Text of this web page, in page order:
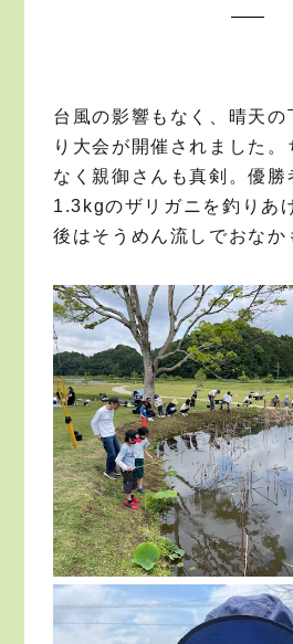
台風の影響もなく、晴天
り大会が開催されました
なく親御さんも真剣。優勝
1.3kgのザリガニを釣りあ
後はそうめん流しでおなか